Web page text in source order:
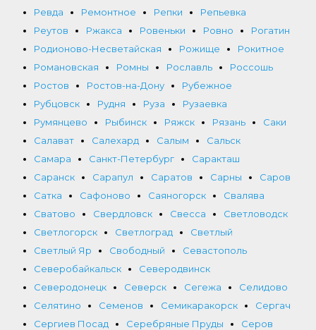
Ревда Ремонтное Репки
Репьевка
Реутов
Ржакса Ровеньки Ровно
Рогатин
Родионово-Несветайская
Рожище
Рокитное
Романовская
Ромны Рославль
Россошь
Ростов
Ростов-на-Дону
Рубежное
Рубцовск
Рудня Руза
Рузаевка
Румянцево
Рыбинск Ряжск Рязань
Саки
Салават
Салехард Салым
Сальск
Самара
Санкт-Петербург
Саракташ
Саранск
Сарапул Саратов Сарны
Саров
Сатка
Сафоново Саяногорск
Свалява
Сватово
Свердловск Свесса
Светловодск
Светлогорск
Светлоград
Светлый
Светлый Яр
Свободный
Севастополь
Северобайкальск
Северодвинск
Северодонецк
Северск Сегежа
Селидово
Селятино
Семенов Семикаракорск
Сергач
Сергиев Посад
Серебряные Пруды
Серов